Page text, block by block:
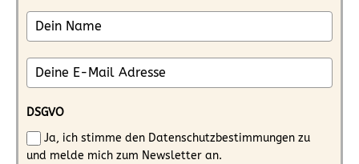
DSGVO
Ja, ich stimme den Datenschutzbestimmungen zu
und melde mich zum Newsletter an.